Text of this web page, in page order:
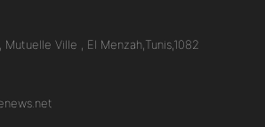
Ville , El Menzah,Tunis,1082